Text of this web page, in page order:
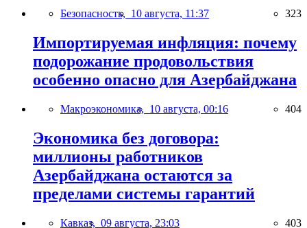
Безопасность, 10 августа, 11:37 323
Импортируемая инфляция: почему
подорожание продовольствия
особенно опасно для Азербайджана
Макроэкономика, 10 августа, 00:16 404
Экономика без договора:
миллионы работников
Азербайджана остаются за
пределами системы гарантий
Кавказ, 09 августа, 23:03 403